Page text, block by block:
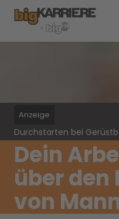
Anzeige
Durchstarten bei
Dein
über den
von